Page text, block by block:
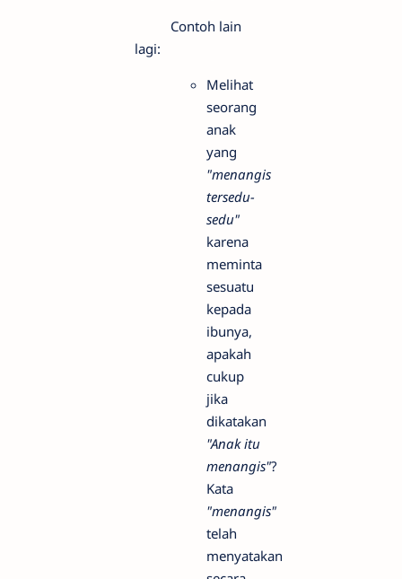
Contoh lain
lagi:
Melihat
seorang
anak
yang
"menangis
tersedu-
sedu"
karena
meminta
sesuatu
kepada
ibunya,
apakah
cukup
jika
dikatakan
"Anak itu
menangis"?
Kata
"menangis"
telah
menyatakan